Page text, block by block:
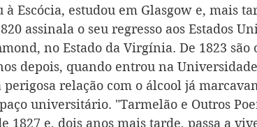
Escócia, estudou em Glasgow e, mais
assinala o seu regresso aos Estados
no Estado da Virgínia. De 1823 são
depois, quando entrou na
relação com o álcool já
universitário. "Tarmelão e Outros
1827 e, dois anos mais tarde, passa a